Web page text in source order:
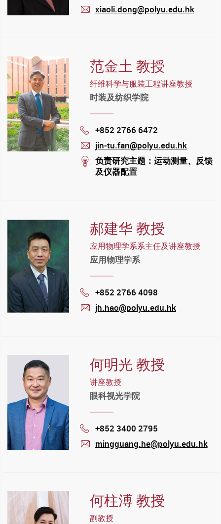
xiaoli.dong@polyu.edu.hk
范金土 教授
纤维科学与服装工程讲座教授
时装及纺织学院
Phone
+852 2766 6472
mail
jin-tu.fan@polyu.edu.hk
stream
负责研究主题：运动测量、反馈
及仪器配置
郝建华 教授
应用物理学系系主任及讲座教授
应用物理学系
Phone
+852 2766 4098
jh.hao@polyu.edu.hk
何明光 教授
讲座教授
眼科视光学院
Phone
+852 3400 2795
mingguang.he@polyu.edu.hk
何柱溥 教授
副教授